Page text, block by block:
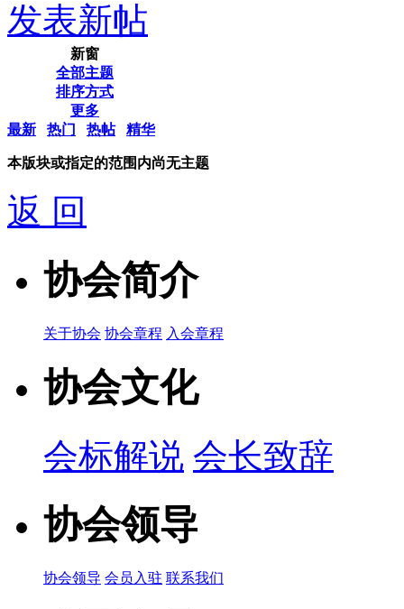
发表新帖
新窗
全部主题
排序方式
更多
最新
热门 热帖 精华
本版块或指定的范围内尚无主题
返 回
协会简介
关于协会 协会章程 入会章程
协会文化
会标解说 会长致辞
协会领导
协会领导 会员入驻 联系我们